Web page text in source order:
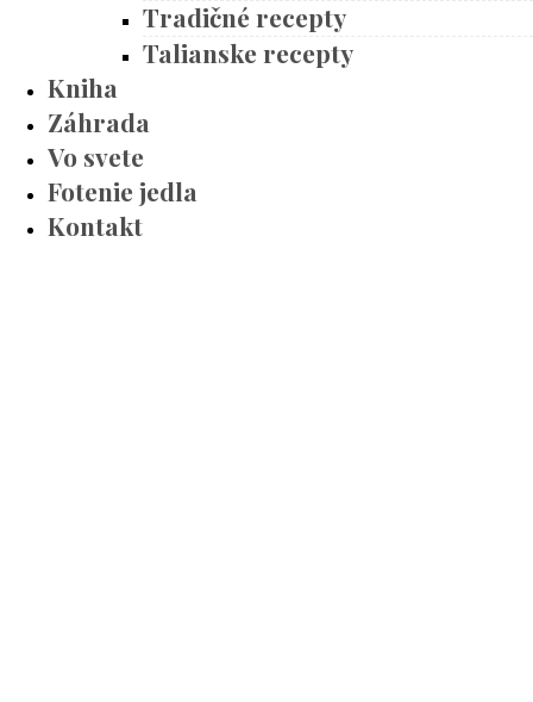
Tradičné recepty
Talianske recepty
Kniha
Záhrada
Vo svete
Fotenie jedla
Kontakt